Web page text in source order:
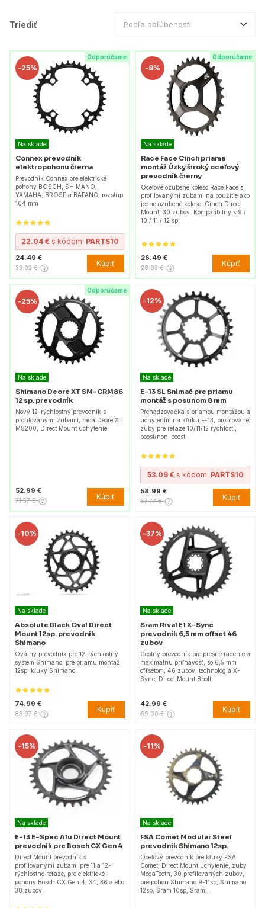
Triediť Podľa obľúbenosti
Odporúčame
-25%
Na sklade
Connex prevodník
elektropohonu čierna
Prevodník Connex pre elektrické
pohony BOSCH, SHIMANO,
YAMAHA, BROSE a BAFANG, rozstup
104 mm
22.04 € s kódom: PARTS10
24.49 €
33.02 € Kúpiť
Odporúčame
-8%
Na sklade
Race Face Cinch priama
montáž Úzky široký oceľový
prevodník čierny
Oceľové ozubené koleso Race Face s
profilovanými zubami na použitie ako
jedno ozubené koleso. Cinch Direct
Mount, 30 zubov. Kompatibilný s 9 /
10 / 11 / 12 sp.
26.49 €
28.93 € Kúpiť
Odporúčame
-25%
Na sklade
Shimano Deore XT SM-CRM86
12 sp. prevodník
Nový 12-rýchlostný prevodník s
profilovanými zubami, rada Deore XT
M8200, Direct Mount uchytenie.
52.99 €
71.57 € Kúpiť
-12%
Na sklade
E-13 SL Snímač pre priamu
montáž s posunom 8 mm
Prehadzovačka s priamou montážou a
uchytením na kľuku E-13, profilované
zuby pre reťaze 10/11/12 rýchlostí,
boost/non-boost.
53.09 € s kódom: PARTS10
58.99 €
67.77 € Kúpiť
-10%
Na sklade
Absolute Black Oval Direct
Mount 12sp. prevodník
Shimano
Oválny prevodník pre 12-rýchlostný
systém Shimano, pre priamu montáž
12sp. kľuky Shimano.
74.99 €
83.97 € Kúpiť
-37%
Na sklade
Sram Rival E1 X-Sync
prevodník 6,5 mm offset 46
zubov
Cestný prevodník pre presné radenie a
maximálnu priľnavosť, so 6,5 mm
offsetom, 46 zubov, technológia X-
Sync, Direct Mount 8bolt.
42.99 €
69.00 € Kúpiť
-15%
Na sklade
E-13 E-Spec Alu Direct Mount
prevodník pre Bosch CX Gen 4
Direct Mount prevodník s
profilovanými zubami pre 11 a 12-
rýchlostné reťaze, pre elektrické
pohony Bosch CX Gen 4, 34, 36 alebo
38 zubov.
-11%
Na sklade
FSA Comet Modular Steel
prevodník Shimano 12sp.
Oceľový prevodník pre kľuky FSA
Comet, Direct Mount uchytenie, zuby
MegaTooth, 30 profilovaných zubov,
pre pohon Shimano 9-11sp, Shimano
12sp, Sram 10sp, Sram…